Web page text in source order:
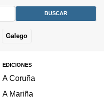
Galego
EDICIONES
A Coruña
A Mariña